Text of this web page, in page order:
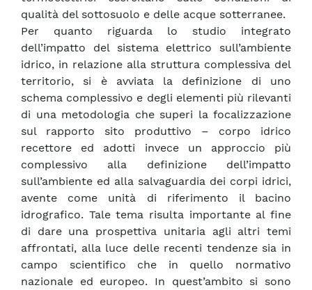
qualità del sottosuolo e delle acque sotterranee.
Per quanto riguarda lo studio integrato
dell’impatto del sistema elettrico sull’ambiente
idrico, in relazione alla struttura complessiva del
territorio, si è avviata la definizione di uno
schema complessivo e degli elementi più rilevanti
di una metodologia che superi la focalizzazione
sul rapporto sito produttivo – corpo idrico
recettore ed adotti invece un approccio più
complessivo alla definizione dell’impatto
sull’ambiente ed alla salvaguardia dei corpi idrici,
avente come unità di riferimento il bacino
idrografico. Tale tema risulta importante al fine
di dare una prospettiva unitaria agli altri temi
affrontati, alla luce delle recenti tendenze sia in
campo scientifico che in quello normativo
nazionale ed europeo. In quest’ambito si sono